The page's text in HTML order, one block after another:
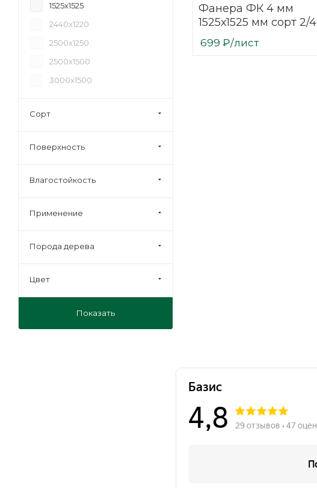
Фанера ФК 4 мм
1525х1525 мм сорт 2/4
шлифованная
березовая
699 ₽/лист
1525х1525
2440х1220
2500х1250
2500х1500
3000х1500
Сорт
Поверхность
Влагостойкость
Применение
Порода дерева
Цвет
Показать